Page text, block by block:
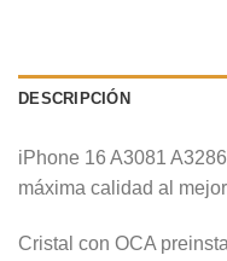
DESCRIPCIÓN
iPhone 16 A3081
máxima calidad al
Cristal con OCA